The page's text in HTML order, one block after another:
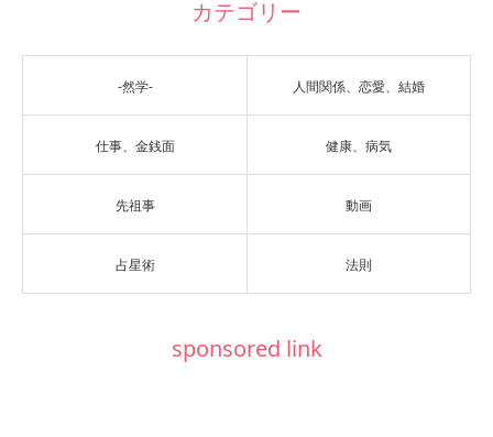
カテゴリー
-然学- 人間関係、恋愛、結婚
仕事、金銭面 健康、病気
先祖事 動画
占星術 法則
sponsored link